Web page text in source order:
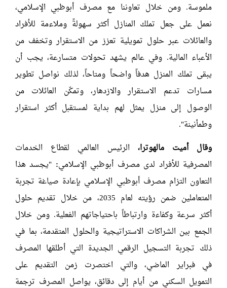
ملموسة. ومن خلال تعاوننا مع مصرف أبوظبي الإسلامي،
نعمل على جعل تملك المنازل أكثر سهولةً وملاءمة للأفراد
والعائلات عبر حلول تمويلية تعزز من الاستقرار وتخفف من
الأعباء المالية. وفي عالم يشهد تحولات متسارعة، يجب أن
يبقى تملك المنزل هدفاً واضحاً ومتاحاً، لذلك نواصل تطوير
مسارات تدعم الاستقرار والازدهار، وتمكّن العائلات من
الوصول إلى منزل يمثل لهم بداية لمستقبل أكثر استقرار
وطمأنينة".
وقالأميت مالهوترا، الرئيس العالمي لقطاع الخدمات
المصرفية للأفراد لدى مصرف أبوظبي الإسلامي: "يجسد هذا
التعاون التزام مصرف أبوظبي الإسلامي بإعادة صياغة تجربة
المتعاملين ضمن رؤيته لعام 2035، من خلال تقديم حلول
أكثر سرعة وكفاءة وارتباطاً باحتياجاتهم الفعلية. ومن خلال
الجمع بين الشراكات الاستراتيجية والحلول المتقدمة، بما في
ذلك تجربة التسجيل الرقمي الجديدة التي أطلقها المصرف
في فبراير الماضي، والتي اختصرت زمن التقديم على
التمويل السكني من أيام إلى دقائق، يواصل المصرف ترجمة